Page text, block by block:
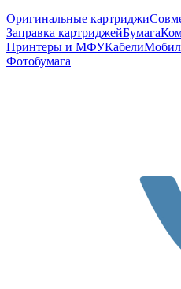
Оригинальные картриджи
Заправка картриджейБумага
Принтеры и МФУКабели
Фотобумага